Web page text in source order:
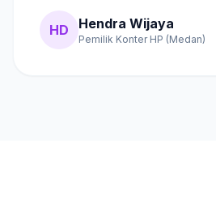
HD Hendra Wijaya
Pemilik Konter HP (Medan)